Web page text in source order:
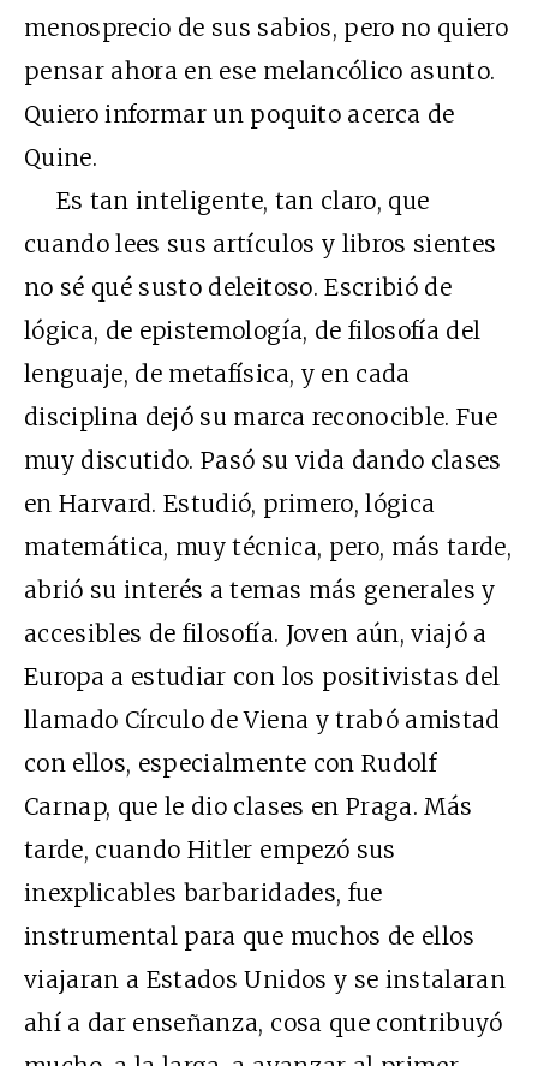
menosprecio de sus sabios, pero no quiero
pensar ahora en ese melancólico asunto.
Quiero informar un poquito acerca de
Quine.
Es tan inteligente, tan claro, que
cuando lees sus artículos y libros sientes
no sé qué susto deleitoso. Escribió de
lógica, de epistemología, de filosofía del
lenguaje, de metafísica, y en cada
disciplina dejó su marca reconocible. Fue
muy discutido. Pasó su vida dando clases
en Harvard. Estudió, primero, lógica
matemática, muy técnica, pero, más tarde,
abrió su interés a temas más generales y
accesibles de filosofía. Joven aún, viajó a
Europa a estudiar con los positivistas del
llamado Círculo de Viena y trabó amistad
con ellos, especialmente con Rudolf
Carnap, que le dio clases en Praga. Más
tarde, cuando Hitler empezó sus
inexplicables barbaridades, fue
instrumental para que muchos de ellos
viajaran a Estados Unidos y se instalaran
ahí a dar enseñanza, cosa que contribuyó